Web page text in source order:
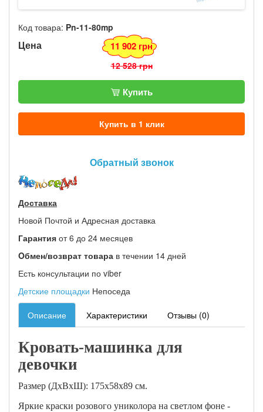
Код товара: Pn-11-80mp
Цена 11 902 грн
12 528 грн
Купить
Купить в 1 клик
Обратный звонок
Доставка
Новой Почтой и Адресная доставка
Гарантия от 6 до 24 месяцев
Oбмен/возврат товара в течении 14 дней
Есть консультации по viber
Детские площадки Непоседа
Описание Характеристики Отзывы (0)
Кровать-машинка для
девочки
Размер (ДхВхШ): 175х58х89 см.
Яркие краски розового униколора на светлом фоне -